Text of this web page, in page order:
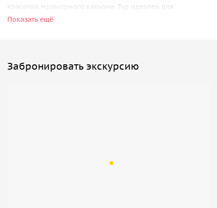
красотой мраморного каньона. Тур идеален для
ценителей организованных экскурсий, где все ключевые
Показать ещё
Забронировать экскурсию